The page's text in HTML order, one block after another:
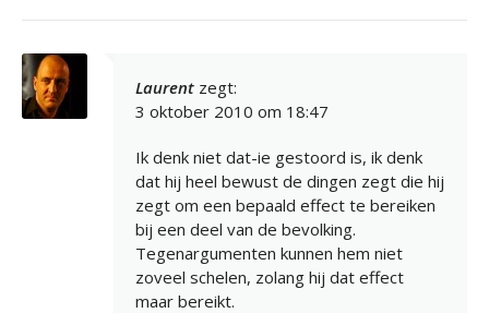
Laurent zegt:
3 oktober 2010 om 18:47
Ik denk niet dat-ie gestoord is, ik denk
dat hij heel bewust de dingen zegt die hij
zegt om een bepaald effect te bereiken
bij een deel van de bevolking.
Tegenargumenten kunnen hem niet
zoveel schelen, zolang hij dat effect
maar bereikt.